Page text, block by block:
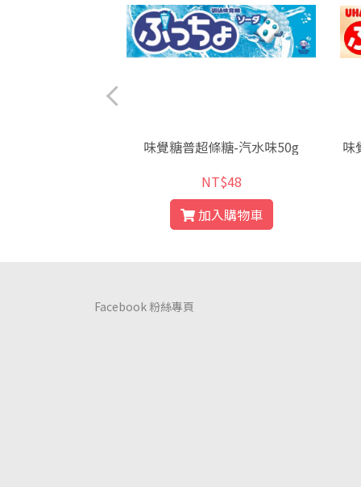
味覺糖普超條糖-汽水味50g
NT$48
加入購物車
味
Facebook 粉絲專頁